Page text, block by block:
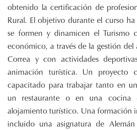
obtenido la certificación de
Rural. El objetivo durante el curso
se formen y dinamicen el Turismo
económico, a través de la gestión del
Correa y con actividades
animación turística. Un
capacitado para trabajar tanto en
un restaurante o en una cocina
alojamiento turístico. Una formación
incluido una asignatura de